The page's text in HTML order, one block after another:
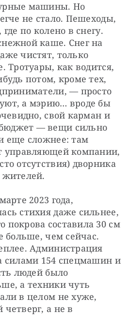
машины. Но
не стало. Пешеходы,
по колено в снегу.
каше. Снег на
чистят, только
Тротуары, как водится,
потом, кроме тех,
— просто
а мэрию… вроде бы
свой карман и
— вещи сильно
еще сложнее: там
управляющей компании,
отсутствия) дворника
жителей.
2023 года,
стихия даже сильнее,
покрова составила 30 см
больше, чем сейчас.
Администрация
силами 154 спецмашин и
людей было
а техники чуть
в целом не хуже,
а не в